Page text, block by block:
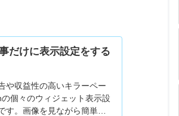
だけに表示設定をする
や収益性の高いキラーペー
個々のウィジェット表示設
。画像を見ながら簡単に